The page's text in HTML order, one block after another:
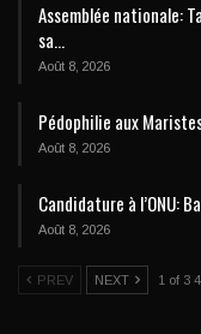
Assemblée nationale:
sa…
Août 8, 2026
Pédophilie aux
Août 8, 2026
Candidature à l’ONU:
Août 8, 2026
PREV NEXT 1 of 3